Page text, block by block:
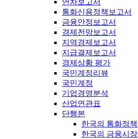
연차보고서
통화신용정책보고서
금융안정보고서
경제전망보고서
지역경제보고서
지급결제보고서
경제상황 평가
국민계정리뷰
국민계정
기업경영분석
산업연관표
단행본
한국의 통화정책
한국의 금융시장